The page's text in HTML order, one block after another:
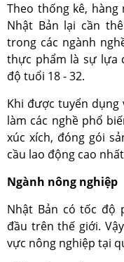
Theo thống kê,
Nhật Bản lại cần
trong các ngành
thực phẩm là sự lựa
độ tuổi 18 - 32.
Khi được tuyển
làm các nghề phổ
xúc xích, đóng gói
cầu lao động cao
Ngành nông nghiệp
Nhật Bản có tốc độ
đầu trên thế giới.
vực nông nghiệp tại